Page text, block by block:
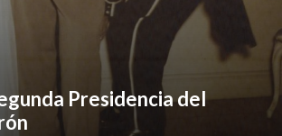
Presidencia del